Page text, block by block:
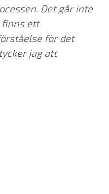
Det går inte
finns ett
för det
jag att